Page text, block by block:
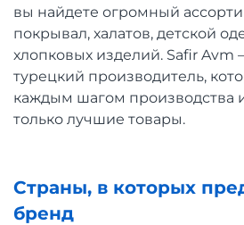
вы найдете огромный
покрывал, халатов, детской
хлопковых изделий. Safir Avm
турецкий производитель,
каждым шагом производства
только лучшие товары.
Страны, в которых
бренд